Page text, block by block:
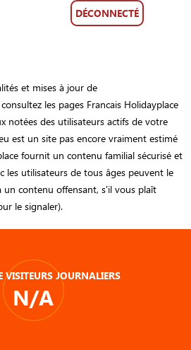
DÉCONNECTÉ
et mises à jour de
les pages Francais Holidayplace
notées des utilisateurs actifs de votre
est un site pas encore vraiment estimé
fournit un contenu familial sécurisé et
les utilisateurs de tous âges peuvent le
un contenu offensant, s'il vous plaît
le signaler).
VISITEURS JOURNALIERS
N/A